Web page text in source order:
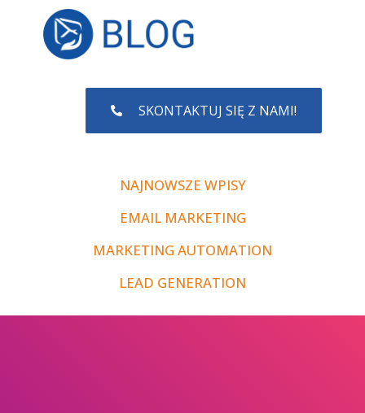
SKONTAKTUJ SIĘ Z NAMI!
NAJNOWSZE WPISY
EMAIL MARKETING
MARKETING AUTOMATION
LEAD GENERATION